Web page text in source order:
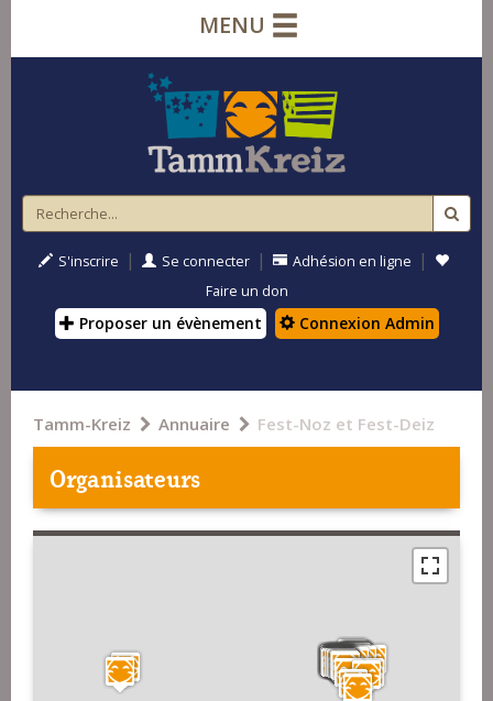
MENU
S'inscrire | Se connecter | Adhésion en ligne |
Faire un don
Proposer un évènement Connexion Admin
Tamm-Kreiz Annuaire Fest-Noz et Fest-Deiz
Organisateurs